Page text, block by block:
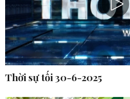
Thời sự tối 30-6-2025